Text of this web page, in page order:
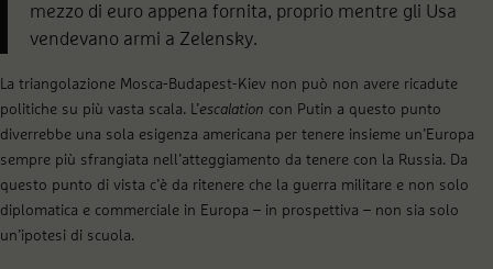
mezzo di euro appena fornita, proprio mentre gli Usa
vendevano armi a Zelensky.
La triangolazione Mosca-Budapest-Kiev non può non avere ricadute
politiche su più vasta scala. L’escalation con Putin a questo punto
diverrebbe una sola esigenza americana per tenere insieme un’Europa
sempre più sfrangiata nell’atteggiamento da tenere con la Russia. Da
questo punto di vista c’è da ritenere che la guerra militare e non solo
diplomatica e commerciale in Europa – in prospettiva – non sia solo
un’ipotesi di scuola.